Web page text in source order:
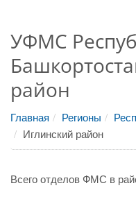
УФМС
район
Главная Регионы
Иглинский район
Всего отделов ФМС в